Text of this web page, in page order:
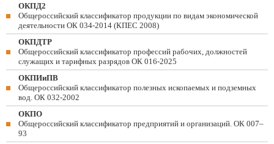
ОКПД2
Общероссийский классификатор продукции по видам экономической
деятельности ОК 034-2014 (КПЕС 2008)
ОКПДТР
Общероссийский классификатор профессий рабочих, должностей
служащих и тарифных разрядов ОК 016-2025
ОКПИиПВ
Общероссийский классификатор полезных ископаемых и подземных
вод. ОК 032-2002
ОКПО
Общероссийский классификатор предприятий и организаций. ОК 007–
93